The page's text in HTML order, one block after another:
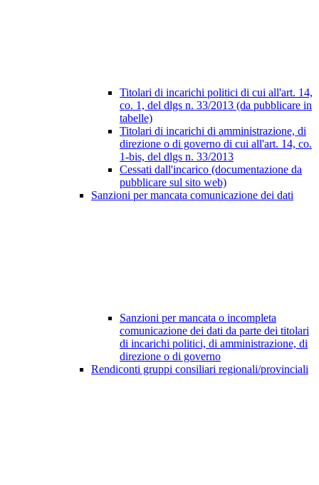
Titolari di incarichi politici di cui all'art. 14,
co. 1, del dlgs n. 33/2013 (da pubblicare in
tabelle)
Titolari di incarichi di amministrazione, di
direzione o di governo di cui all'art. 14, co.
1-bis, del dlgs n. 33/2013
Cessati dall'incarico (documentazione da
pubblicare sul sito web)
Sanzioni per mancata comunicazione dei dati
Sanzioni per mancata o incompleta
comunicazione dei dati da parte dei titolari
di incarichi politici, di amministrazione, di
direzione o di governo
Rendiconti gruppi consiliari regionali/provinciali